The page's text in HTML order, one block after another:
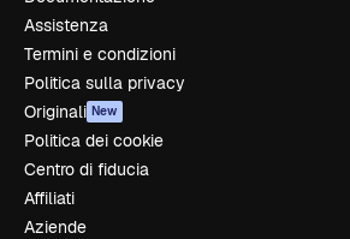
Assistenza
Termini e condizioni
Politica sulla privacy
Originali New
Politica dei cookie
Centro di fiducia
Affiliati
Aziende